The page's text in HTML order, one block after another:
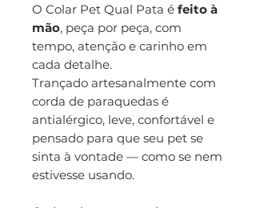
O Colar Pet Qual Pata é feito à
mão, peça por peça, com
tempo, atenção e carinho em
cada detalhe.
Trançado artesanalmente com
corda de paraquedas é
antialérgico, leve, confortável e
pensado para que seu pet se
sinta à vontade — como se nem
estivesse usando.